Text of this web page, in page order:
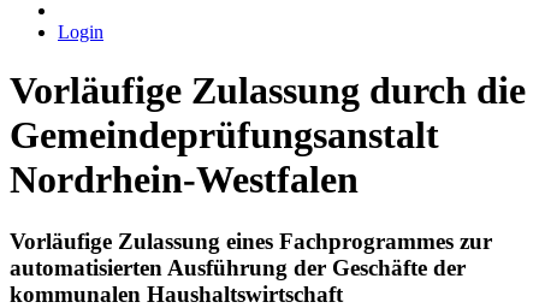
Login
Vorläufige Zulassung durch die
Gemeindeprüfungsanstalt
Nordrhein-Westfalen
Vorläufige Zulassung eines Fachprogrammes zur
automatisierten Ausführung der Geschäfte der
kommunalen Haushaltswirtschaft